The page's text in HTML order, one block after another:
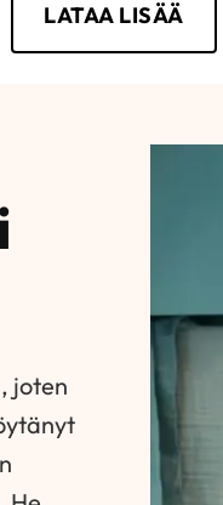
LATAA LISÄÄ
joten